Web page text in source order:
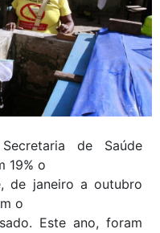
de Saúde
19% o
de janeiro a outubro
o
Este ano, foram